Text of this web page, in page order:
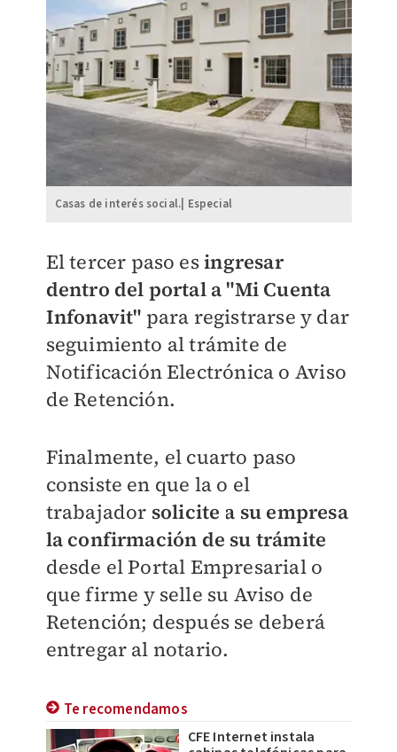
Casas de interés social.| Especial
El tercer paso esingresar
dentro del portal a "Mi Cuenta
Infonavit" para registrarse y dar
seguimiento al trámite de
Notificación Electrónica o Aviso
de Retención.
Finalmente, el cuarto paso
consiste en que la o el
trabajador solicite a su empresa
la confirmación de su trámite
desde el Portal Empresarial o
que firme y selle su Aviso de
Retención; después se deberá
entregar al notario.
Te recomendamos
CFE Internet instala